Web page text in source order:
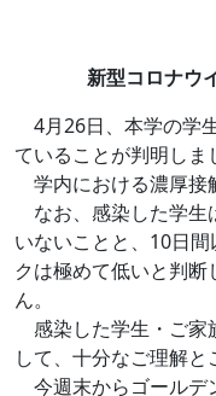
新型コロナウ
4月26日、本学の学
ていることが判明しま
学内における濃厚接
なお、感染した学生
いないことと、10日
クは極めて低いと判
ん。
感染した学生・ご家
して、十分なご理解と
今週末からゴールデ